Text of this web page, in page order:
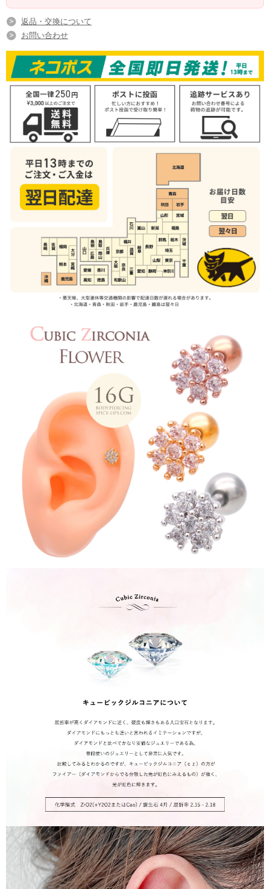
返品・交換について
お問い合わせ